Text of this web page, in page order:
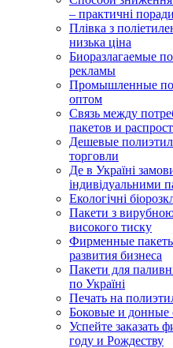
– практичні поради
Плівка з
низька ціна
Биоразлагаемые
рекламы
Промышленные
оптом
Связь между
пакетов и
Дешевые
торговли
Де в Україні
індивідуальними
Екологічні
Пакети з
високого тиску
Фирменные
развития бизнеса
Пакети для
по Україні
Печать на
Боковые и донные
Успейте заказать
году и Рождеству